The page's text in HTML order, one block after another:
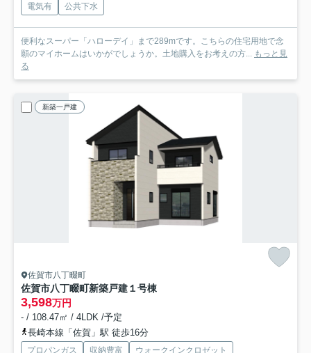
電気有 公共下水
便利なスーパー「ハローデイ」まで289mです。こちらの住宅用地で念
願のマイホームはいかがでしょうか。土地購入をお考えの方... もっと見
る
新築一戸建
佐賀市八丁畷町
佐賀市八丁畷町新築戸建１号棟
3,598万円
- / 108.47㎡ / 4LDK /予定
長崎本線「佐賀」駅 徒歩16分
プロパンガス 収納豊富 ウォークインクロゼット